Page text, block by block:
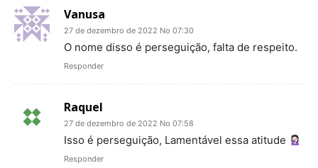
Vanusa
27 de dezembro de 2022 No 07:30
O nome disso é perseguição, falta de respeito.
Responder
Raquel
27 de dezembro de 2022 No 07:58
Isso é perseguição, Lamentável essa atitude
Responder